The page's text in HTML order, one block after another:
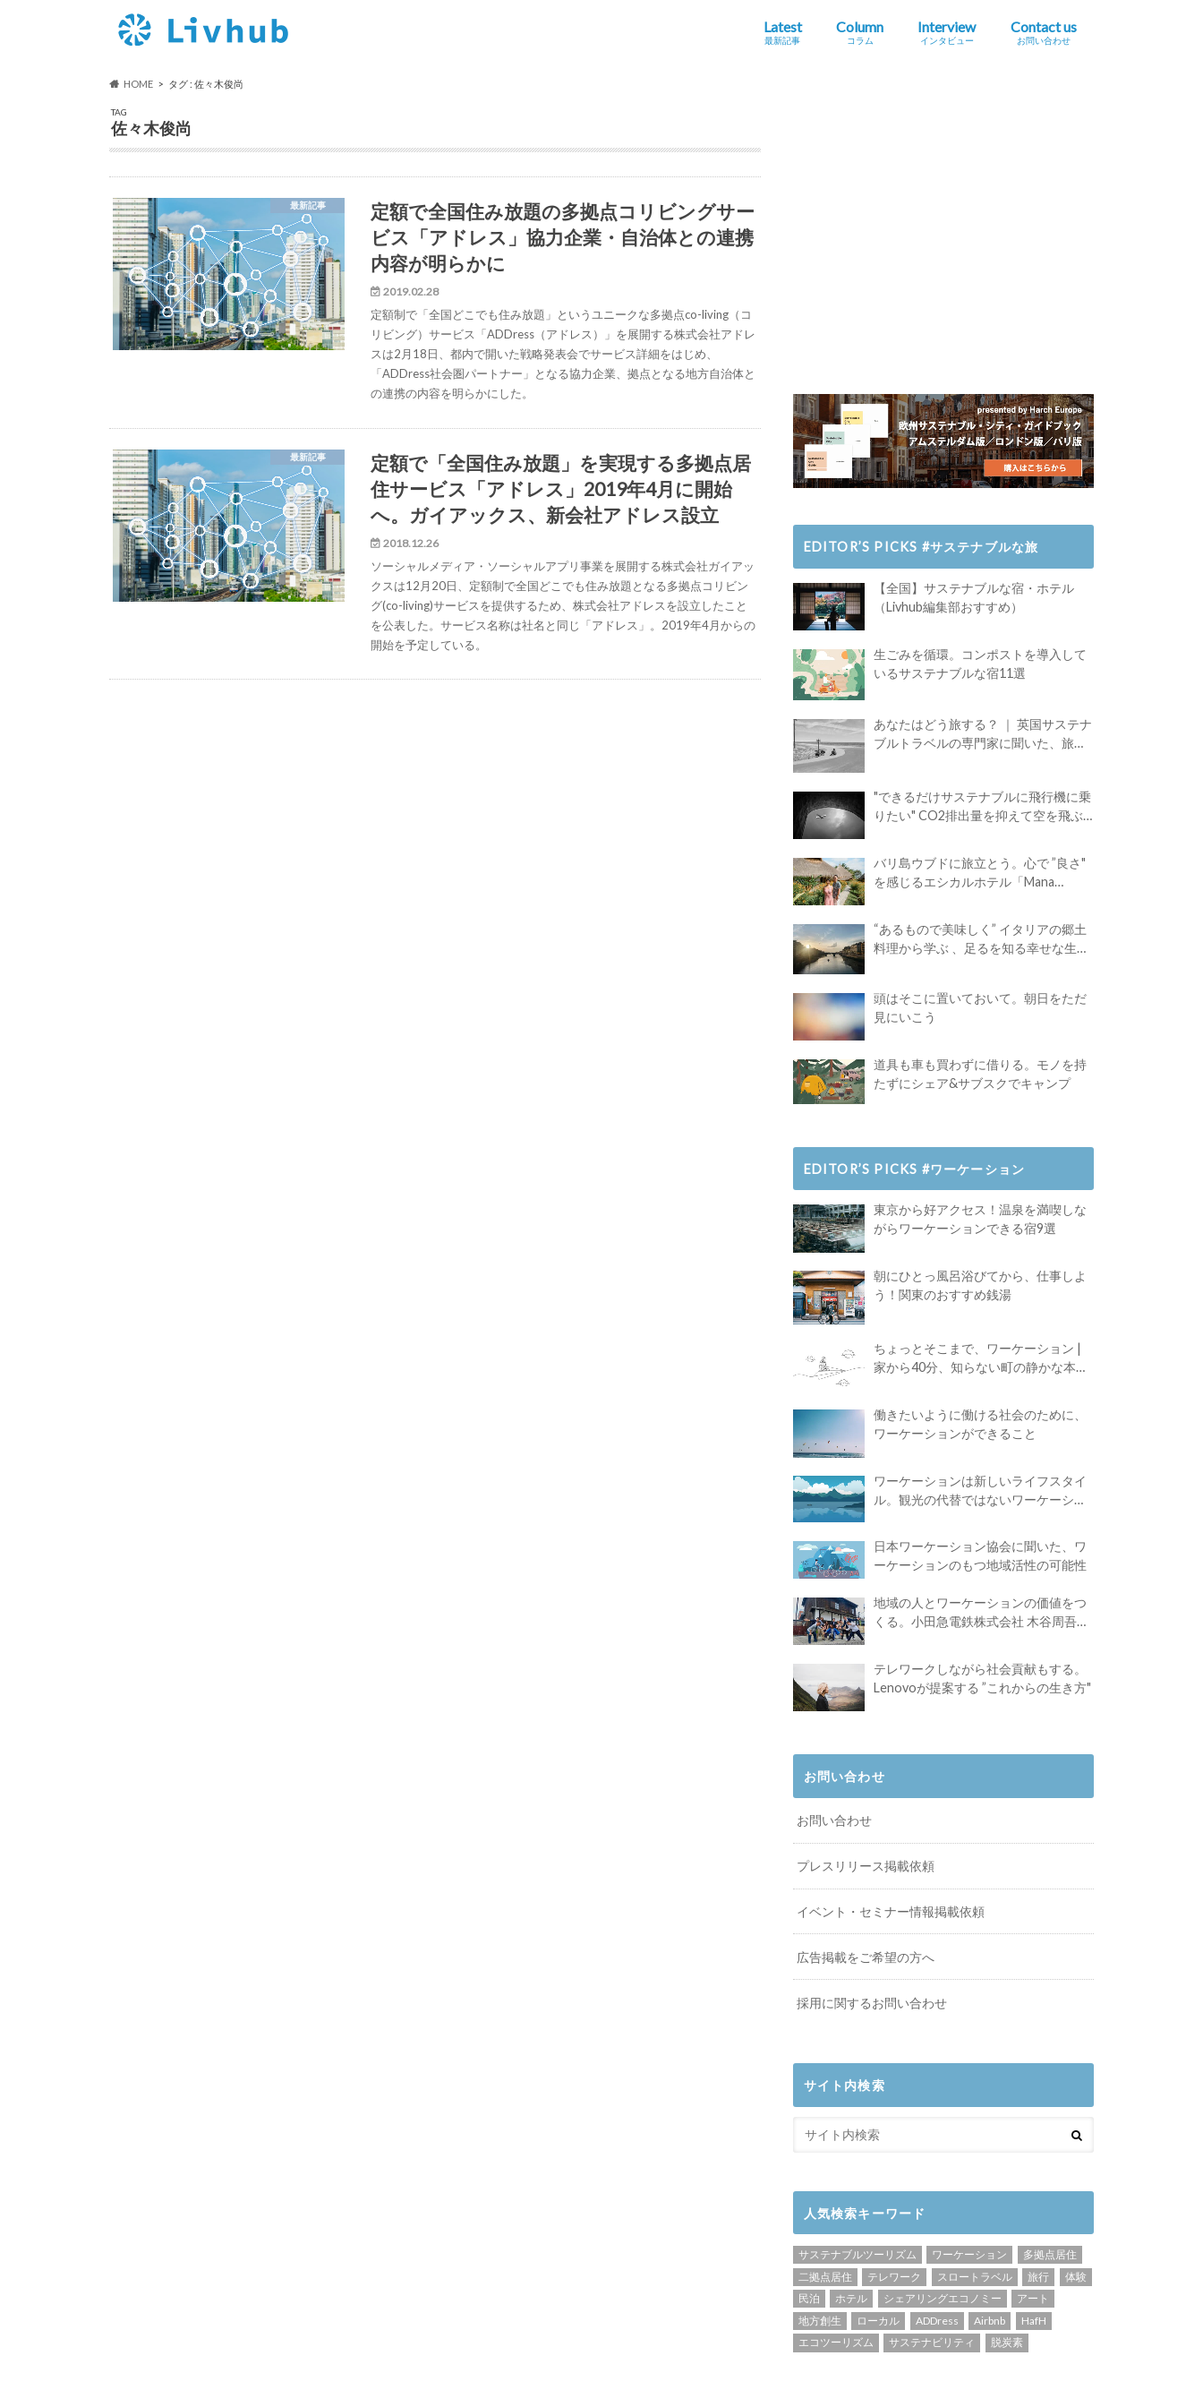
Latest
最新記事
Column
コラム
Interview
インタビュー
Contact us
お問い合わせ
HOME タグ : 佐々木俊尚
TAG
佐々木俊尚
最新記事
定額で全国住み放題の多拠点コリビングサー
ビス「アドレス」協力企業・自治体との連携
内容が明らかに
2019.02.28
定額制で「全国どこでも住み放題」というユニークな多拠点co-living（コ
リビング）サービス「ADDress（アドレス）」を展開する株式会社アドレ
スは2月18日、都内で開いた戦略発表会でサービス詳細をはじめ、
「ADDress社会圏パートナー」となる協力企業、拠点となる地方自治体と
の連携の内容を明らかにした。
最新記事
定額で「全国住み放題」を実現する多拠点居
住サービス「アドレス」2019年4月に開始
へ。ガイアックス、新会社アドレス設立
2018.12.26
ソーシャルメディア・ソーシャルアプリ事業を展開する株式会社ガイアッ
クスは12月20日、定額制で全国どこでも住み放題となる多拠点コリビン
グ(co-living)サービスを提供するため、株式会社アドレスを設立したこと
を公表した。サービス名称は社名と同じ「アドレス」。2019年4月からの
開始を予定している。
EDITOR’S PICKS #サステナブルな旅
【全国】サステナブルな宿・ホテル
（Livhub編集部おすすめ）
生ごみを循環。コンポストを導入して
いるサステナブルな宿11選
あなたはどう旅する？ ｜ 英国サステナ
ブルトラベルの専門家に聞いた、旅の
"できるだけサステナブルに飛行機に乗
りたい" CO2排出量を抑えて空を飛ぶ
バリ島ウブドに旅立とう。心で ”良さ"
を感じるエシカルホテル「Mana
“あるもので美味しく” イタリアの郷土
料理から学ぶ 、足るを知る幸せな生き
頭はそこに置いておいて。朝日をただ
見にいこう
道具も車も買わずに借りる。モノを持
たずにシェア&サブスクでキャンプ
EDITOR’S PICKS #ワーケーション
東京から好アクセス！温泉を満喫しな
がらワーケーションできる宿9選
朝にひとっ風呂浴びてから、仕事しよ
う！関東のおすすめ銭湯
ちょっとそこまで、ワーケーション |
家から40分、知らない町の静かな本屋
働きたいように働ける社会のために、
ワーケーションができること
ワーケーションは新しいライフスタイ
ル。観光の代替ではないワーケーショ
日本ワーケーション協会に聞いた、ワ
ーケーションのもつ地域活性の可能性
地域の人とワーケーションの価値をつ
くる。小田急電鉄株式会社 木谷周吾さ
テレワークしながら社会貢献もする。
Lenovoが提案する ”これからの生き方"
お問い合わせ
お問い合わせ
プレスリリース掲載依頼
イベント・セミナー情報掲載依頼
広告掲載をご希望の方へ
採用に関するお問い合わせ
サイト内検索
人気検索キーワード
サステナブルツーリズム ワーケーション
多拠点居住
二拠点居住
テレワーク スロートラベル 旅行
体験
民泊
ホテル シェアリングエコノミー
アート
地方創生
ローカル ADDress Airbnb
HafH
エコツーリズム
サステナビリティ 脱炭素